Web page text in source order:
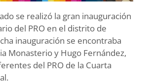
se realizó la gran inauguración
del PRO en el distrito de
inauguración se encontraba
Monasterio y Hugo Fernández,
del PRO de la Cuarta